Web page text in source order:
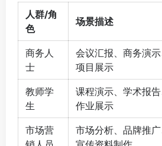
人群/角
色
场景描述
商务人
士
会议汇报、商务演示
项目展示
教师学
生
课程演示、学术报告
作业展示
市场营
市场分析、品牌推广